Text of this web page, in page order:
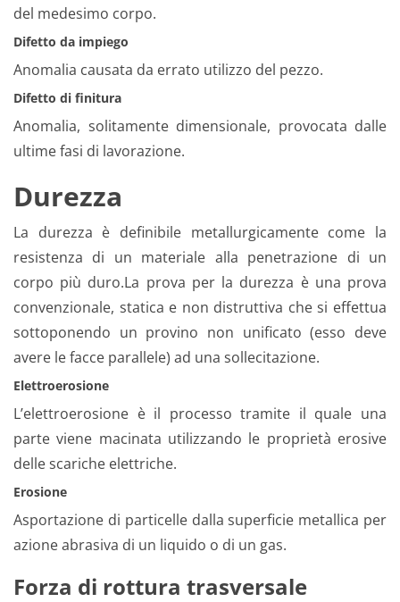
del medesimo corpo.
Difetto da impiego
Anomalia causata da errato utilizzo del pezzo.
Difetto di finitura
Anomalia, solitamente dimensionale, provocata dalle
ultime fasi di lavorazione.
Durezza
La durezza è definibile metallurgicamente come la
resistenza di un materiale alla penetrazione di un
corpo più duro.La prova per la durezza è una prova
convenzionale, statica e non distruttiva che si effettua
sottoponendo un provino non unificato (esso deve
avere le facce parallele) ad una sollecitazione.
Elettroerosione
L’elettroerosione è il processo tramite il quale una
parte viene macinata utilizzando le proprietà erosive
delle scariche elettriche.
Erosione
Asportazione di particelle dalla superficie metallica per
azione abrasiva di un liquido o di un gas.
Forza di rottura trasversale